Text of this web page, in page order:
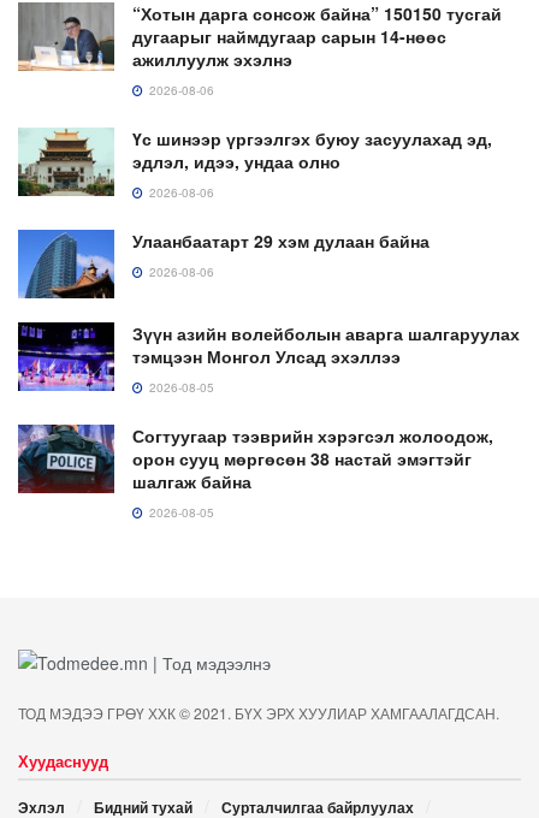
“Хотын дарга сонсож байна” 150150 тусгай
дугаарыг наймдугаар сарын 14-нөөс
ажиллуулж эхэлнэ
2026-08-06
Үс шинээр үргээлгэх буюу засуулахад эд,
эдлэл, идээ, ундаа олно
2026-08-06
Улаанбаатарт 29 хэм дулаан байна
2026-08-06
Зүүн азийн волейболын аварга шалгаруулах
тэмцээн Монгол Улсад эхэллээ
2026-08-05
Согтуугаар тээврийн хэрэгсэл жолоодож,
орон сууц мөргөсөн 38 настай эмэгтэйг
шалгаж байна
2026-08-05
ТОД МЭДЭЭ ГРӨҮ ХХК © 2021. БҮХ ЭРХ ХУУЛИАР ХАМГААЛАГДСАН.
Хуудаснууд
Эхлэл Бидний тухай Сурталчилгаа байрлуулах